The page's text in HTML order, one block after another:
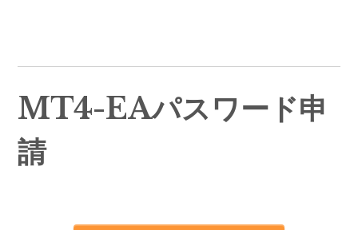
MT4-EAパスワード申
請